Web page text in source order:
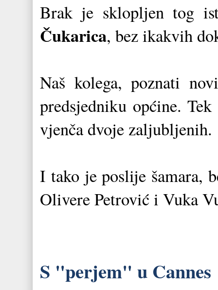
Brak je sklopljen tog
Čukarica, bez ikakvih
Naš kolega, poznati
predsjedniku općine.
vjenča dvoje zaljubljenih.
I tako je poslije šamara,
Olivere Petrović i Vuka
S "perjem" u Cannes